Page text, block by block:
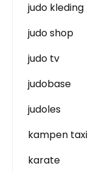
judo kleding
judo shop
judo tv
judobase
judoles
kampen taxi
karate